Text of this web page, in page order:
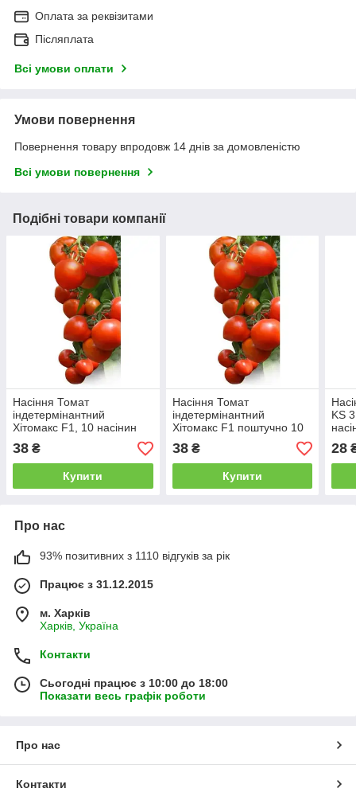
Оплата за реквізитами
Післяплата
Всі умови оплати
Умови повернення
Повернення товару впродовж 14 днів за домовленістю
Всі умови повернення
Подібні товари компанії
Насіння Томат
індетермінантний
Хітомакс F1, 10 насінин
Kitano Seeds
38 ₴
Купити
Насіння Томат
індетермінантний
Хітомакс F1 поштучно 10
насінин Kitano Seeds
38₴
Купити
KS
28
Про нас
93% позитивних з 1110 відгуків за рік
Працює з 31.12.2015
м. Харків
Харків, Україна
Контакти
Сьогодні працює з 10:00 до 18:00
Показати весь графік роботи
Про нас
Контакти